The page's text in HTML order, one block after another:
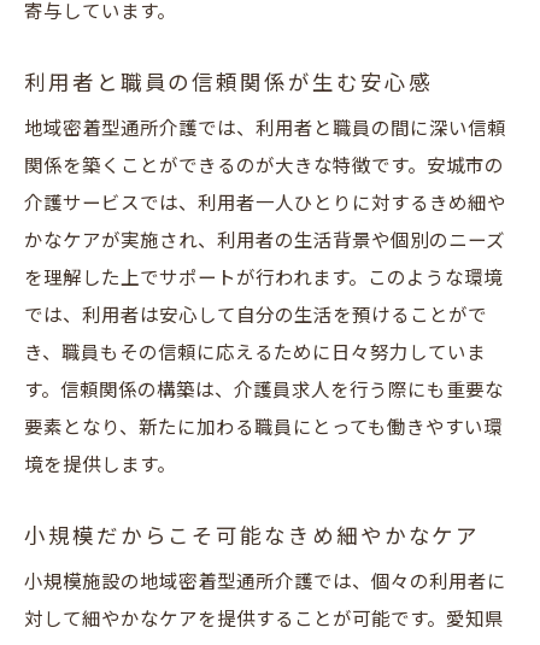
寄与しています。
利用者と職員の信頼関係が生む安心感
地域密着型通所介護では、利用者と職員の間に深い信頼
関係を築くことができるのが大きな特徴です。安城市の
介護サービスでは、利用者一人ひとりに対するきめ細や
かなケアが実施され、利用者の生活背景や個別のニーズ
を理解した上でサポートが行われます。このような環境
では、利用者は安心して自分の生活を預けることがで
き、職員もその信頼に応えるために日々努力していま
す。信頼関係の構築は、介護員求人を行う際にも重要な
要素となり、新たに加わる職員にとっても働きやすい環
境を提供します。
小規模だからこそ可能なきめ細やかなケア
小規模施設の地域密着型通所介護では、個々の利用者に
対して細やかなケアを提供することが可能です。愛知県